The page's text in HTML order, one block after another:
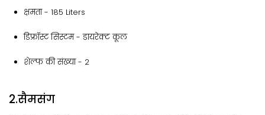
क्षमता​ - 185 Liters
डिफ्रॉस्ट सिस्टम - ‎डायरेक्ट कूल
शेल्फ की संख्या - 2
2.सैमसंग